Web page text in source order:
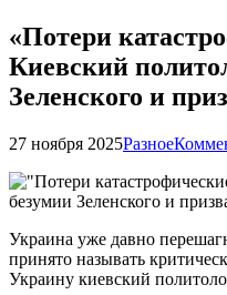
«Потери
Киевский
Зеленского и
27 ноября 2025Разное
Украина уже давно
принято называть
Украину киевский